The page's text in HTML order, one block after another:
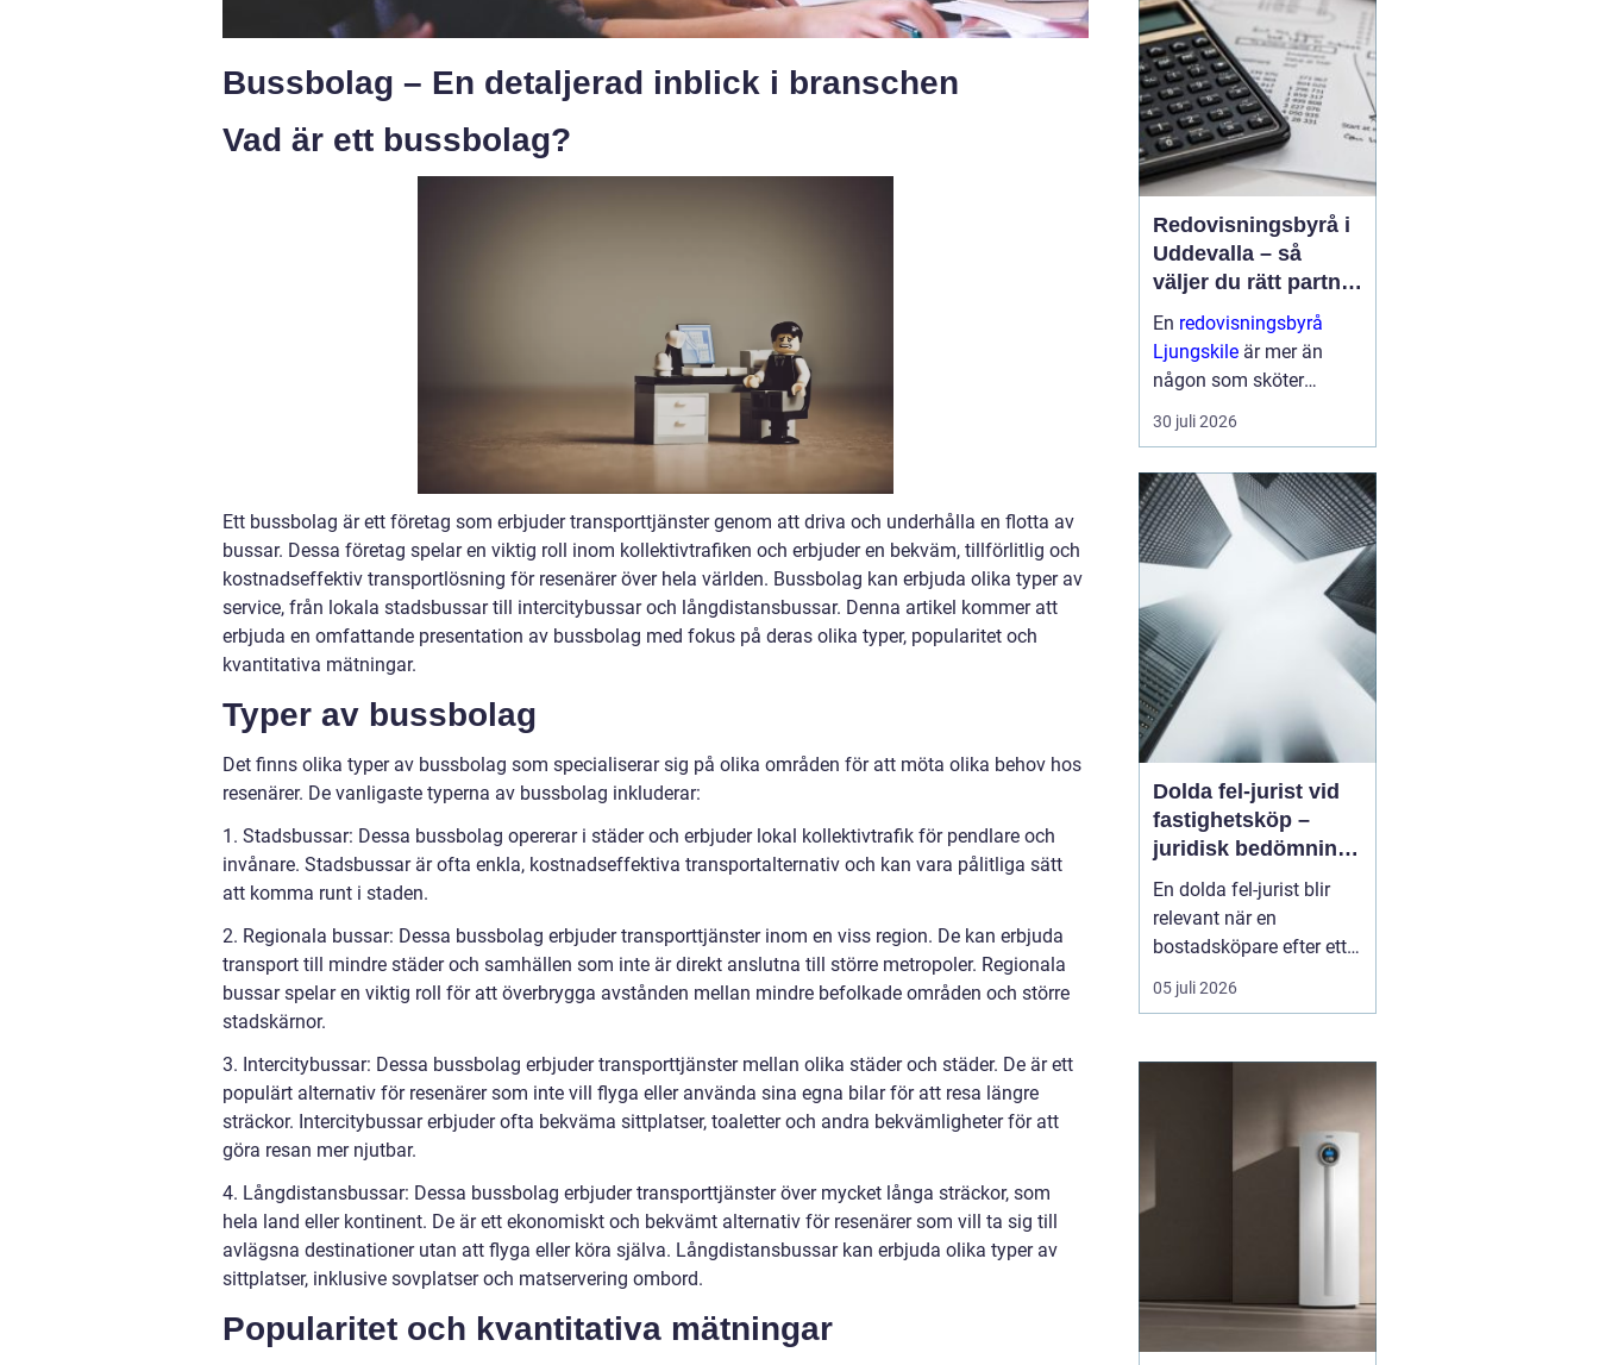
Bussbolag – En detaljerad inblick i branschen
Vad är ett bussbolag?
Ett bussbolag är ett företag som erbjuder transporttjänster genom att driva och underhålla en flotta av
bussar. Dessa företag spelar en viktig roll inom kollektivtrafiken och erbjuder en bekväm, tillförlitlig och
kostnadseffektiv transportlösning för resenärer över hela världen. Bussbolag kan erbjuda olika typer av
service, från lokala stadsbussar till intercitybussar och långdistansbussar. Denna artikel kommer att
erbjuda en omfattande presentation av bussbolag med fokus på deras olika typer, popularitet och
kvantitativa mätningar.
Typer av bussbolag
Det finns olika typer av bussbolag som specialiserar sig på olika områden för att möta olika behov hos
resenärer. De vanligaste typerna av bussbolag inkluderar:
1. Stadsbussar: Dessa bussbolag opererar i städer och erbjuder lokal kollektivtrafik för pendlare och
invånare. Stadsbussar är ofta enkla, kostnadseffektiva transportalternativ och kan vara pålitliga sätt
att komma runt i staden.
2. Regionala bussar: Dessa bussbolag erbjuder transporttjänster inom en viss region. De kan erbjuda
transport till mindre städer och samhällen som inte är direkt anslutna till större metropoler. Regionala
bussar spelar en viktig roll för att överbrygga avstånden mellan mindre befolkade områden och större
stadskärnor.
3. Intercitybussar: Dessa bussbolag erbjuder transporttjänster mellan olika städer och städer. De är ett
populärt alternativ för resenärer som inte vill flyga eller använda sina egna bilar för att resa längre
sträckor. Intercitybussar erbjuder ofta bekväma sittplatser, toaletter och andra bekvämligheter för att
göra resan mer njutbar.
4. Långdistansbussar: Dessa bussbolag erbjuder transporttjänster över mycket långa sträckor, som
hela land eller kontinent. De är ett ekonomiskt och bekvämt alternativ för resenärer som vill ta sig till
avlägsna destinationer utan att flyga eller köra själva. Långdistansbussar kan erbjuda olika typer av
sittplatser, inklusive sovplatser och matservering ombord.
Popularitet och kvantitativa mätningar
tillit, och
tillsynsmyndigheter
kräver ordning ...
Redovisningsbyrå i
Uddevalla – så
väljer du rätt partner
för företagets
ekonomi
En redovisningsbyrå
Ljungskile är mer än
någon som sköter
bokföringen i
bakgrunden. För många
30 juli 2026
Dolda fel-jurist vid
fastighetsköp –
juridisk bedömning
av ansvar, bevisning
och tvistlösning
En dolda fel-jurist blir
relevant när en
bostadsköpare efter ett
fastighetsköp upptäcker
brister som inte varit
upptäcka vid
köpetillfället. Det kan
röra sig om fuktskador,
05 juli 2026